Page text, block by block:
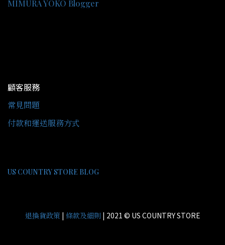
MIMURA YOKO Blogger
顧客服務
常見問題
付款和運送服務方式
US COUNTRY STORE BLOG
退換貨政策 | 條款及細則 | 2021 © US COUNTRY STORE